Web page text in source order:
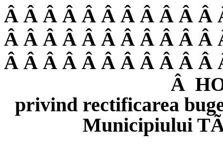
Â Â Â Â Â Â Â Â Â Â
Â Â Â Â Â Â Â Â Â Â
Â Â Â Â Â Â Â Â Â Â
Â
privind rectificarea
Municipiului